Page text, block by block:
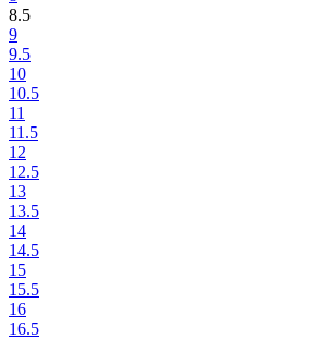
8.5
9
9.5
10
10.5
11
11.5
12
12.5
13
13.5
14
14.5
15
15.5
16
16.5